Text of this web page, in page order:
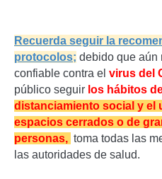
Recuerda seguir la
protocolos; debido que aún
confiable contra el virus del
público seguir los hábitos
distanciamiento social y el
espacios cerrados o de
personas, toma todas las
las autoridades de salud.